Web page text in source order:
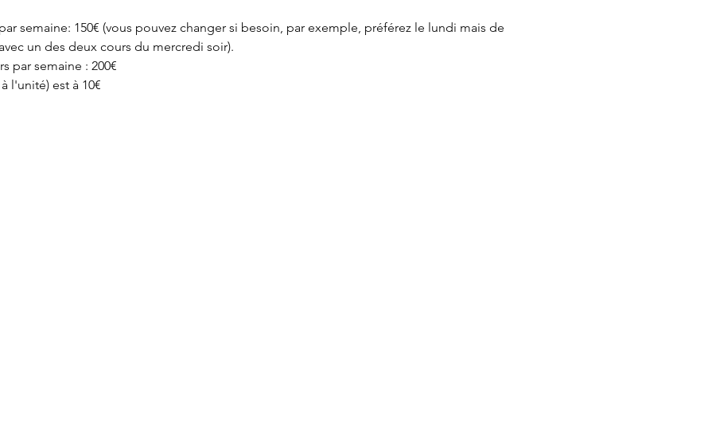
semaine: 150€ (vous pouvez changer si besoin, par exemple, préférez le lundi mais de
un des deux cours du mercredi soir).
par semaine : 200€
l'unité) est à 10€